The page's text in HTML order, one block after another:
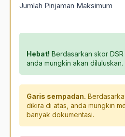
Jumlah Pinjaman Maksimum
Hebat! Berdasarkan skor
anda mungkin akan diluluskan.
Garis sempadan.
dikira di atas, anda mungkin
banyak dokumentasi.